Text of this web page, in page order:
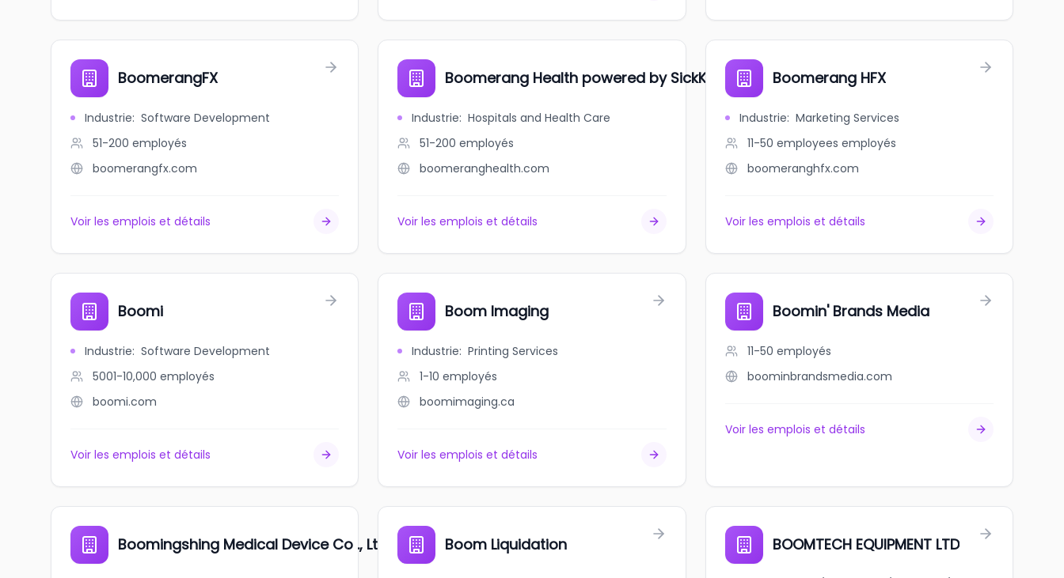
BoomerangFX
Industrie: Software Development
51-200 employés
boomerangfx.com
Voir les emplois et détails
Boomerang Health powered by SickKids
Industrie: Hospitals and Health Care
51-200 employés
boomeranghealth.com
Voir les emplois et détails
Boomerang HFX
Industrie: Marketing Services
11-50 employees employés
boomeranghfx.com
Voir les emplois et détails
Boomi
Industrie: Software Development
5001-10,000 employés
boomi.com
Voir les emplois et détails
Boom Imaging
Industrie: Printing Services
1-10 employés
boomimaging.ca
Voir les emplois et détails
Boomin' Brands Media
11-50 employés
boominbrandsmedia.com
Voir les emplois et détails
Boomingshing Medical Device Co ., Ltd Boom Liquidation BOOMTECH EQUIPMENT LTD